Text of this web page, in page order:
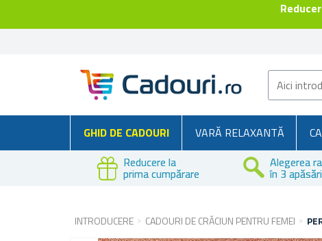
GHID DE CADOURI VARĂ RELAXANTĂ
Reducere la
prima cumpărare
Alegerea
în 3
INTRODUCERE CADOURI DE CRĂCIUN PENTRU FEMEI